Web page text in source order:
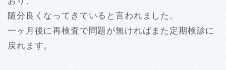
随分良くなってきていると言われました。
一ヶ月後に再検査で問題が無ければまた定期検診に
戻れます。